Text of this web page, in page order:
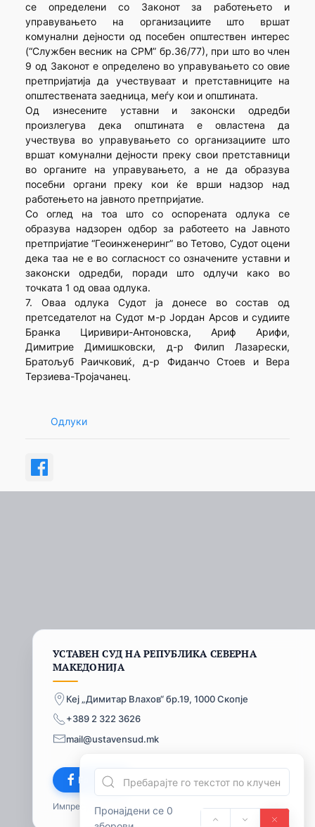
Пронајдени се 0
се определени со Законот за работењето и
управувањето на организациите што вршат
комунални дејности од посебен општествен интерес
(“Службен весник на СРМ” бр.36/77), при што во член
9 од Законот е определено во управувањето со овие
претпријатија да учествуваат и претставниците на
општествената заедница, меѓу кои и општината.
Од изнесените уставни и законски одредби
произлегува дека општината е овластена да
учествува во управувањето со организациите што
вршат комунални дејности преку свои претставници
во органите на управувањето, а не да образува
посебни органи преку кои ќе врши надзор над
работењето на јавното претпријатие.
Со оглед на тоа што со оспорената одлука се
образува надзорен одбор за работеето на Јавното
претпријатие “Геоинженеринг” во Тетово, Судот оцени
дека таа не е во согласност со означените уставни и
законски одредби, поради што одлучи како во
точката 1 од оваа одлука.
7. Оваа одлука Судот ја донесе во состав од
претседателот на Судот м-р Јордан Арсов и судиите
Бранка Циривири-Антоновска, Ариф Арифи,
Димитрие Димишковски, д-р Филип Лазарески,
Братољуб Раичковиќ, д-р Фиданчо Стоев и Вера
Терзиева-Тројачанец.
Одлуки
УСТАВЕН СУД НА РЕПУБЛИКА СЕВЕРНА
МАКЕДОНИЈА
Кеј „Димитар Влахов“ бр.19, 1000 Скопје
+389 2 322 3626
mail@ustavensud.mk
Facebook
Импресум© 2026